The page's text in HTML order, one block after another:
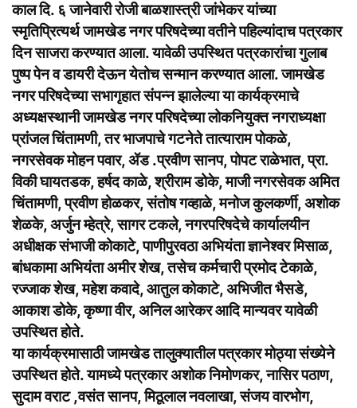
काल दि. ६ जानेवारी रोजी बाळशास्त्री जांभेकर यांच्या
स्मृतिप्रित्यर्थ जामखेड नगर परिषदेच्या वतीने पहिल्यांदाच पत्रकार
दिन साजरा करण्यात आला. यावेळी उपस्थित पत्रकारांचा गुलाब
पुष्प पेन व डायरी देऊन येतोच सन्मान करण्यात आला. जामखेड
नगर परिषदेच्या सभागृहात संपन्न झालेल्या या कार्यक्रमाचे
अध्यक्षस्थानी जामखेड नगर परिषदेच्या लोकनियुक्त नगराध्यक्षा
प्रांजल चिंतामणी, तर भाजपाचे गटनेते तात्याराम पोकळे,
नगरसेवक मोहन पवार, ॲड .प्रवीण सानप, पोपट राळेभात, प्रा.
विकी घायतडक, हर्षद काळे, श्रीराम डोके, माजी नगरसेवक अमित
चिंतामणी, प्रवीण होळकर, संतोष गव्हाळे, मनोज कुलकर्णी, अशोक
शेळके, अर्जुन म्हेत्रे, सागर टकले, नगरपरिषदेचे कार्यालयीन
अधीक्षक संभाजी कोकाटे, पाणीपुरवठा अभियंता ज्ञानेश्वर मिसाळ,
बांधकामा अभियंता अमीर शेख, तसेच कर्मचारी प्रमोद टेकाळे,
रज्जाक शेख, महेश कवादे, आतुल कोकाटे, अभिजीत भैसडे,
आकाश डोके, कृष्णा वीर, अनिल आरेकर आदि मान्यवर यावेळी
उपस्थित होते.
या कार्यक्रमासाठी जामखेड तालुक्यातील पत्रकार मोठ्या संख्येने
उपस्थित होते. यामध्ये पत्रकार अशोक निमोणकर, नासिर पठाण,
सुदाम वराट ,वसंत सानप, मिठूलाल नवलाखा, संजय वारभोग,